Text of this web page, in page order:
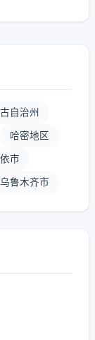
自治州
哈密地区
市
乌鲁木齐市